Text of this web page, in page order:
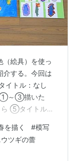
（絵具）を使っ
介する。今回は
イトル：なし
①～③描いた
⑤タイトル：
フォト756 5月
定、オオタニ
畑のうち下、
を描く #模写
ツギの蕾